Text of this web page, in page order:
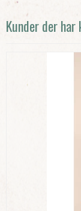
Kunder der